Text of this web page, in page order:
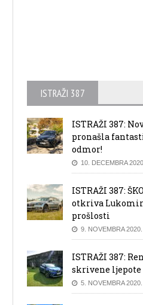
ISTRAŽI 387
ISTRAŽI 387:
pronašla
odmor!
10. DECEMBRA 2020.
ISTRAŽI 387:
otkriva Lukomir
prošlosti
9. NOVEMBRA 2020.
ISTRAŽI 387:
skrivene ljepote
5. NOVEMBRA 2020.